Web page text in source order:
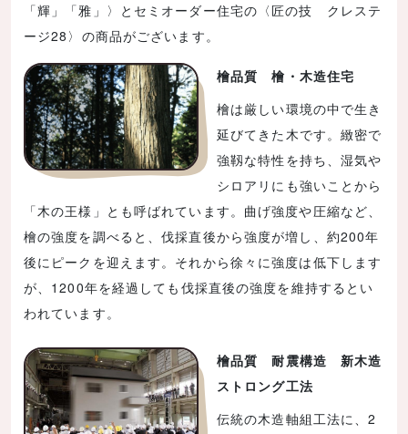
「輝」「雅」〉とセミオーダー住宅の〈匠の技 クレステ
ージ28〉の商品がございます。
檜品質 檜・木造住宅
檜は厳しい環境の中で生き
延びてきた木です。緻密で
強靱な特性を持ち、湿気や
シロアリにも強いことから
「木の王様」とも呼ばれています。曲げ強度や圧縮など、
檜の強度を調べると、伐採直後から強度が増し、約200年
後にピークを迎えます。それから徐々に強度は低下します
が、1200年を経過しても伐採直後の強度を維持するとい
われています。
檜品質 耐震構造 新木造
ストロング工法
伝統の木造軸組工法に、2